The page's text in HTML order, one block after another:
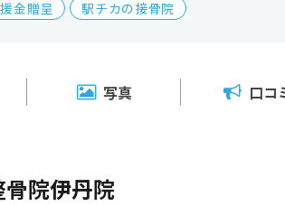
金贈呈 駅チカの接骨院
写真 口コ
院伊丹院